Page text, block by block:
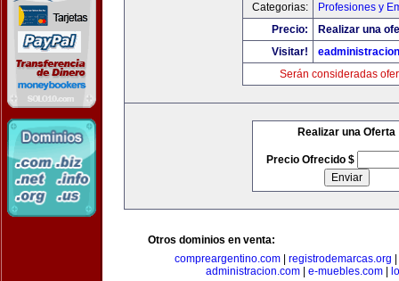
Categorias:
Profesiones y
Precio:
Realizar una
Visitar!
Serán consideradas
Realizar una Oferta
Precio Ofrecido $
Otros dominios en venta:
compreargentino.com
registrodemarcas.org
administracion.com
e-muebles.com